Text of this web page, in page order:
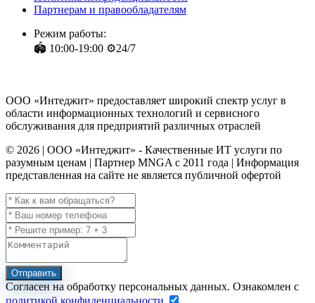
Партнерам и правообладателям
Режим работы:
🏟️ 10:00-19:00 ⚙️24/7
ООО «Интеджит» предоставляет широкий спектр услуг в
области информационных технологий и сервисного
обслуживания для предприятий различных отраслей
© 2026 | ООО «Интеджит» - Качественные ИТ услуги по
разумным ценам | Партнер MNGA с 2011 года | Информация
представленная на сайте не является публичной офертой
Отправить
Согласен на обработку персональных данных. Ознакомлен с
политикой конфиденциальности